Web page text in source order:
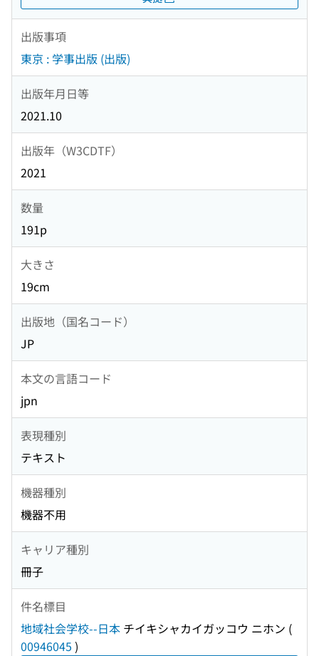
出版事項
東京 : 学事出版 (出版)
出版年月日等
2021.10
出版年（W3CDTF）
2021
数量
191p
大きさ
19cm
出版地（国名コード）
JP
本文の言語コード
jpn
表現種別
テキスト
機器種別
機器不用
キャリア種別
冊子
件名標目
地域社会学校--日本 チイキシャカイガッコウ ニホン (
00946045 )